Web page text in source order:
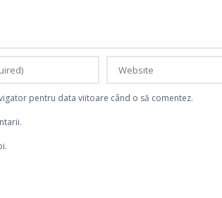
pentru data viitoare când o să comentez.